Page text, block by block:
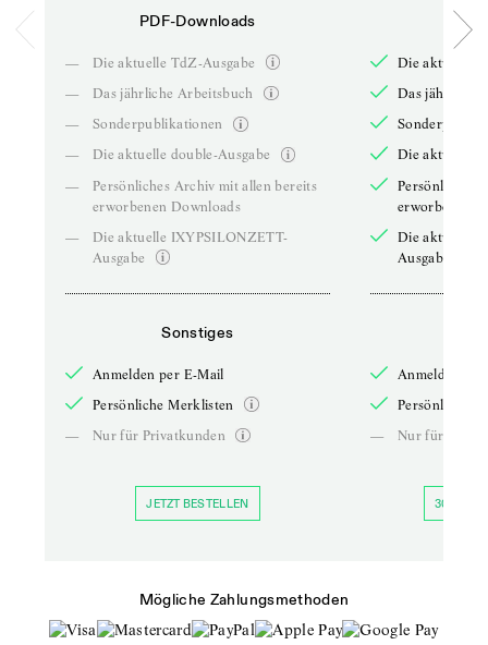
PDF-Downloads
—
Die aktuelle TdZ-Ausgabe
—
Das jährliche Arbeitsbuch
—
Sonderpublikationen
—
Die aktuelle double-Ausgabe
—
Persönliches Archiv mit allen bereits
erworbenen Downloads
—
Die aktuelle IXYPSILONZETT-
Ausgabe
Sonstiges
Anmelden per E-Mail
Persönliche Merklisten
—
Nur für Privatkunden
JETZT BESTELLEN
Die aktuelle
Das jährliche
Die aktuelle
Persönliches
erworbenen
Die aktuelle
Ausgabe
Anmelden
Persönliche
—
Nur für
30 TAGE
Mögliche Zahlungsmethoden